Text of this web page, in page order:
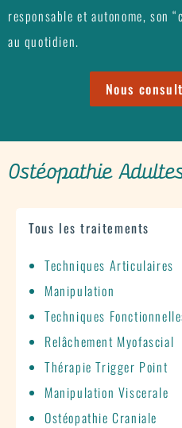
responsable et autonome, son
au quotidien.
Nous
Ostéopathie
Tous les traitements
Techniques Articulaires
Manipulation
Techniques
Relâchement Myofascial
Thérapie Trigger Point
Manipulation Viscerale
Ostéopathie Craniale